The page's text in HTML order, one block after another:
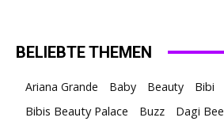
BELIEBTE THEMEN
Ariana Grande Baby Beauty Bibi
Bibis Beauty Palace Buzz Dagi Bee